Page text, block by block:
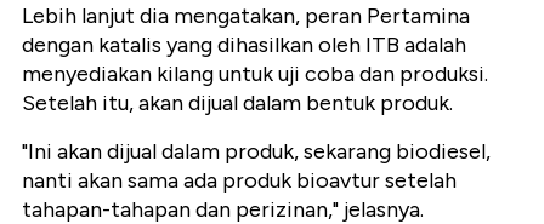
Lebih lanjut dia mengatakan, peran Pertamina
dengan katalis yang dihasilkan oleh ITB adalah
menyediakan kilang untuk uji coba dan produksi.
Setelah itu, akan dijual dalam bentuk produk.
"Ini akan dijual dalam produk, sekarang biodiesel,
nanti akan sama ada produk bioavtur setelah
tahapan-tahapan dan perizinan," jelasnya.